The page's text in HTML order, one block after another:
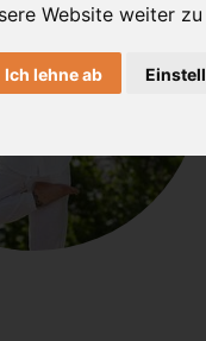
Website weiter
Ich lehne ab